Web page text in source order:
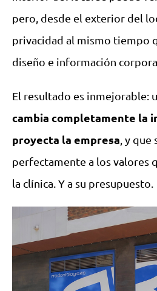
pero, desde el exterior del
privacidad al mismo tiempo
diseño e información
El resultado es inmejorable:
cambia completamente la
proyecta la empresa , y que
perfectamente a los valores
la clínica. Y a su presupuesto.